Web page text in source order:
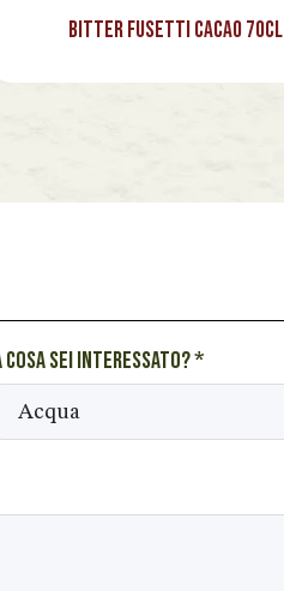
Bitter Fusetti Cacao 70cl
cosa sei interessato?*